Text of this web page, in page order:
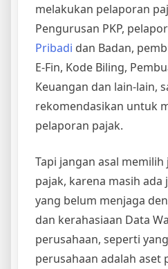
melakukan pelaporan
Pengurusan PKP,
Pribadi dan Badan,
E-Fin, Kode Biling,
Keuangan dan lain-lain,
rekomendasikan untuk
pelaporan pajak.
Tapi jangan asal
pajak, karena masih ada
yang belum menjaga
dan kerahasiaan Data
perusahaan, seperti
perusahaan adalah aset